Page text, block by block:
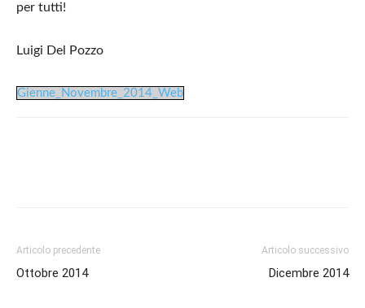
per tutti!
Luigi Del Pozzo
Gienne_Novembre_2014_Web
Articolo precedente
Ottobre 2014
Articolo successivo
Dicembre 2014